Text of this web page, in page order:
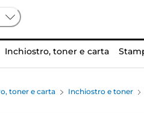
Inchiostro, toner e carta
toner e carta Inchiostro e toner